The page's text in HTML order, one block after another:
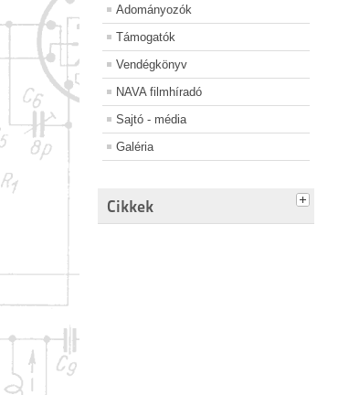
Adományozók
Támogatók
Vendégkönyv
NAVA filmhíradó
Sajtó - média
Galéria
Cikkek